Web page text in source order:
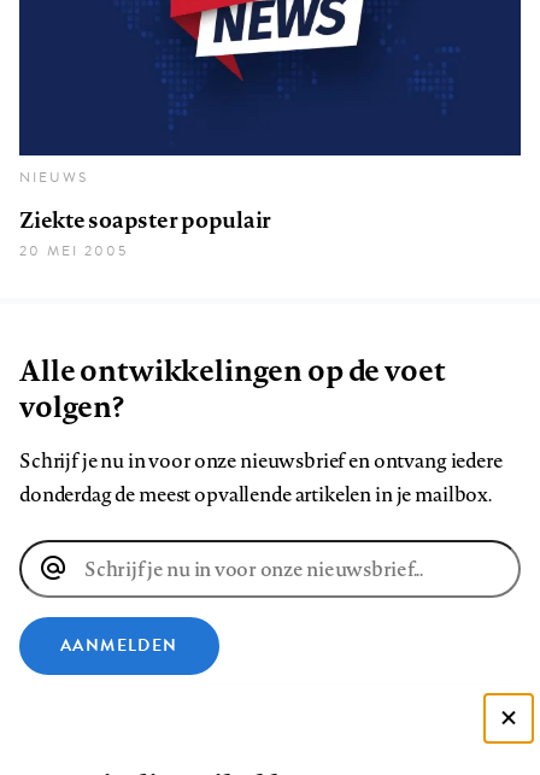
NIEUWS
Ziekte soapster populair
20 MEI 2005
Alle ontwikkelingen op de voet
volgen?
Schrijf je nu in voor onze nieuwsbrief en ontvang iedere
donderdag de meest opvallende artikelen in je mailbox.
E-
mailadres
AANMELDEN